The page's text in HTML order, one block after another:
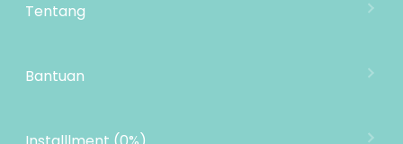
Tentang
Lokasi Toko
MOOIMOM Affiliate Program
Bantuan
Pengiriman